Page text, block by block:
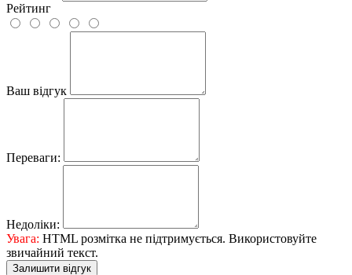
Рейтинг
Ваш відгук
Переваги:
Недоліки:
Увага: HTML розмітка не підтримується. Використовуйте
звичайний текст.
Залишити відгук